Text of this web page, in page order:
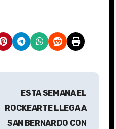
ESTA SEMANA EL
ROCKEARTE LLEGA A
SAN BERNARDO CON